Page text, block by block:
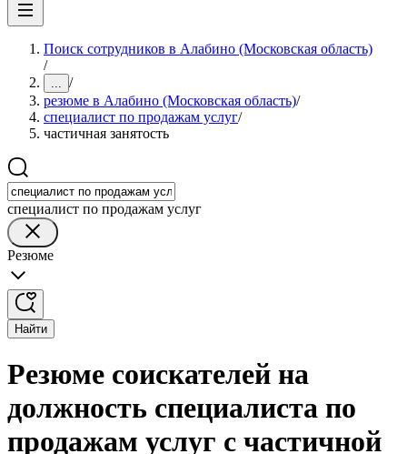
Поиск сотрудников в Алабино (Московская область)
/
... /
резюме в Алабино (Московская область)/
специалист по продажам услуг/
частичная занятость
специалист по продажам услуг
Резюме
Найти
Резюме соискателей на
должность специалиста по
продажам услуг с частичной